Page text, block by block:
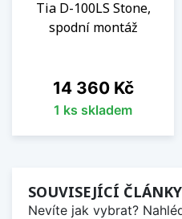
Tia D-100LS Stone,
spodní montáž
Cena
14 360 Kč
1 ks skladem
SOUVISEJÍCÍ
Nevíte jak vybrat?